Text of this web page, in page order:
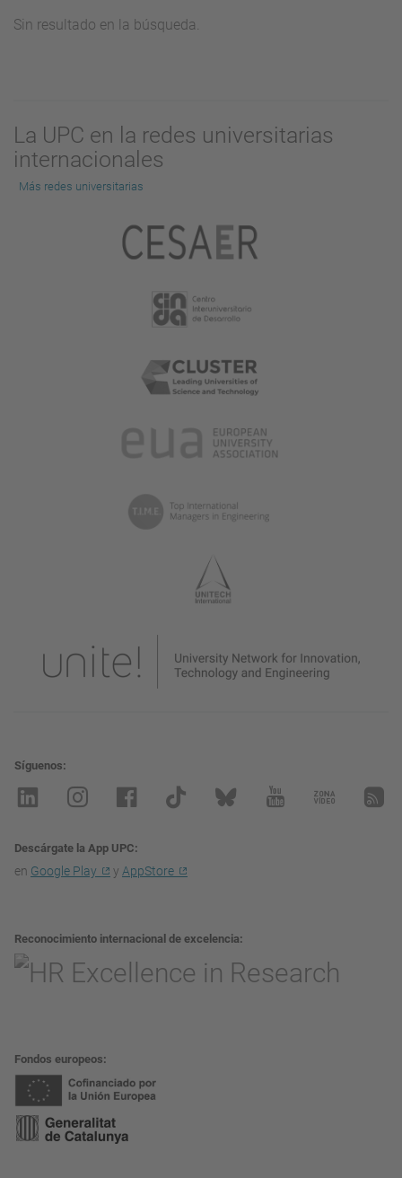
Sin resultado en la búsqueda.
La UPC en la redes universitarias
internacionales
Más redes universitarias
Síguenos
Descárgate la App UPC
en Google Play y AppStore
Reconocimiento internacional de excelencia
Fondos europeos